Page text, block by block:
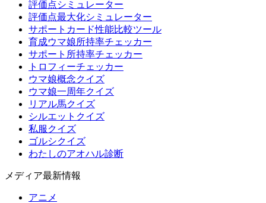
評価点シミュレーター
評価点最大化シミュレーター
サポートカード性能比較ツール
育成ウマ娘所持率チェッカー
サポート所持率チェッカー
トロフィーチェッカー
ウマ娘概念クイズ
ウマ娘一周年クイズ
リアル馬クイズ
シルエットクイズ
私服クイズ
ゴルシクイズ
わたしのアオハル診断
メディア最新情報
アニメ